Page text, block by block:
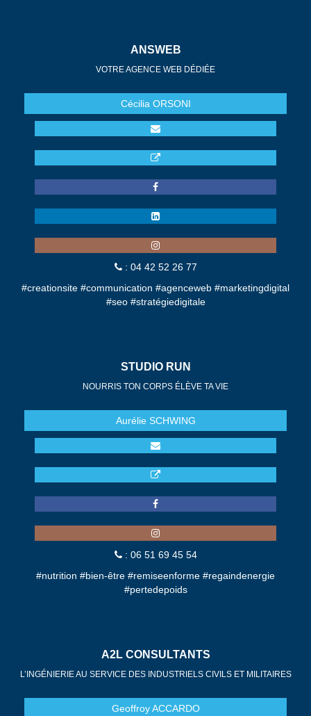
ANSWEB
VOTRE AGENCE WEB DÉDIÉE
Cécilia ORSONI
: 04 42 52 26 77
#creationsite #communication #agenceweb #marketingdigital
#seo #stratégiedigitale
STUDIO RUN
NOURRIS TON CORPS ÉLÈVE TA VIE
Aurélie SCHWING
: 06 51 69 45 54
#nutrition #bien-être #remiseenforme #regaindenergie
#pertedepoids
A2L CONSULTANTS
L’INGÉNIERIE AU SERVICE DES INDUSTRIELS CIVILS ET MILITAIRES
GeoffroyACCARDO